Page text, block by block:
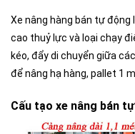
Xe nâng hàng bán tự động
cao thuỷ lực và loại chạy
kéo, đẩy di chuyển giữa
để nâng hạ hàng, pallet 1
Cấu tạo xe nâng bán